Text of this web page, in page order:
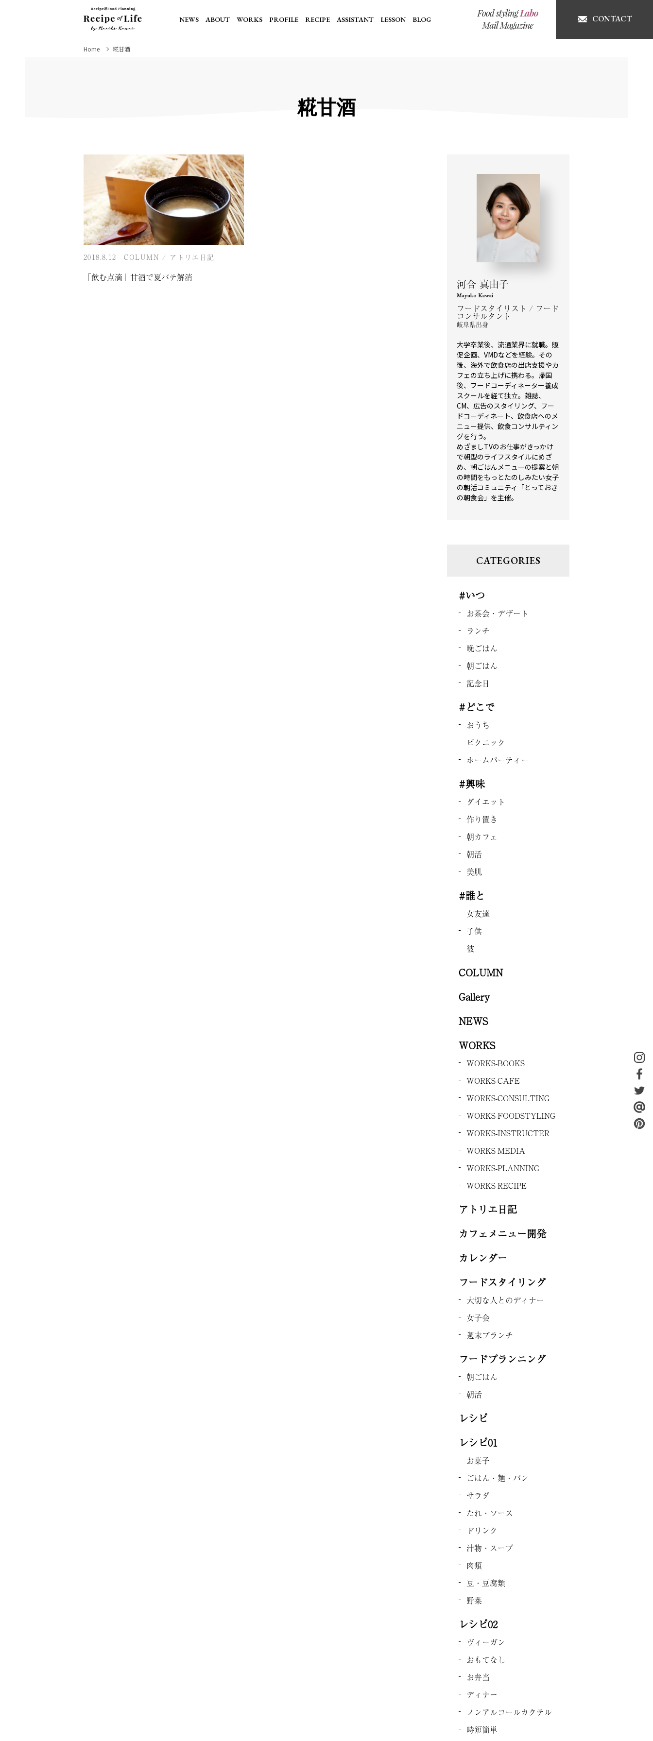
NEWS ABOUT WORKS PROFILE RECIPE ASSISTANT LESSON BLOG CONTACT
Home 糀甘酒
糀甘酒
2018.8.12 COLUMN / アトリエ日記
「飲む点滴」甘酒で夏バテ解消
河合 真由子
Mayuko Kawai
フードスタイリスト / フード
コンサルタント
岐阜県出身
大学卒業後、流通業界に就職。販
促企画、VMDなどを経験。その
後、海外で飲食店の出店支援やカ
フェの立ち上げに携わる。帰国
後、フードコーディネーター養成
スクールを経て独立。雑誌、
CM、広告のスタイリング、フー
ドコーディネート、飲食店へのメ
ニュー提供、飲食コンサルティン
グを行う。
めざましTVのお仕事がきっかけ
で朝型のライフスタイルにめざ
め、朝ごはんメニューの提案と朝
の時間をもっとたのしみたい女子
の朝活コミュニティ「とっておき
の朝食会」を主催。
CATEGORIES
#いつ
お茶会・デザート
ランチ
晩ごはん
朝ごはん
記念日
#どこで
おうち
ピクニック
ホームパーティー
#興味
ダイエット
作り置き
朝カフェ
朝活
美肌
#誰と
女友達
子供
彼
COLUMN
Gallery
NEWS
WORKS
WORKS-BOOKS
WORKS-CAFE
WORKS-CONSULTING
WORKS-FOODSTYLING
WORKS-INSTRUCTER
WORKS-MEDIA
WORKS-PLANNING
WORKS-RECIPE
アトリエ日記
カフェメニュー開発
カレンダー
フードスタイリング
大切な人とのディナー
女子会
週末ブランチ
フードプランニング
朝ごはん
朝活
レシピ
レシピ01
お菓子
ごはん・麺・パン
サラダ
たれ・ソース
ドリンク
汁物・スープ
肉類
豆・豆腐類
野菜
レシピ02
ヴィーガン
おもてなし
お弁当
ディナー
ノンアルコールカクテル
時短簡単